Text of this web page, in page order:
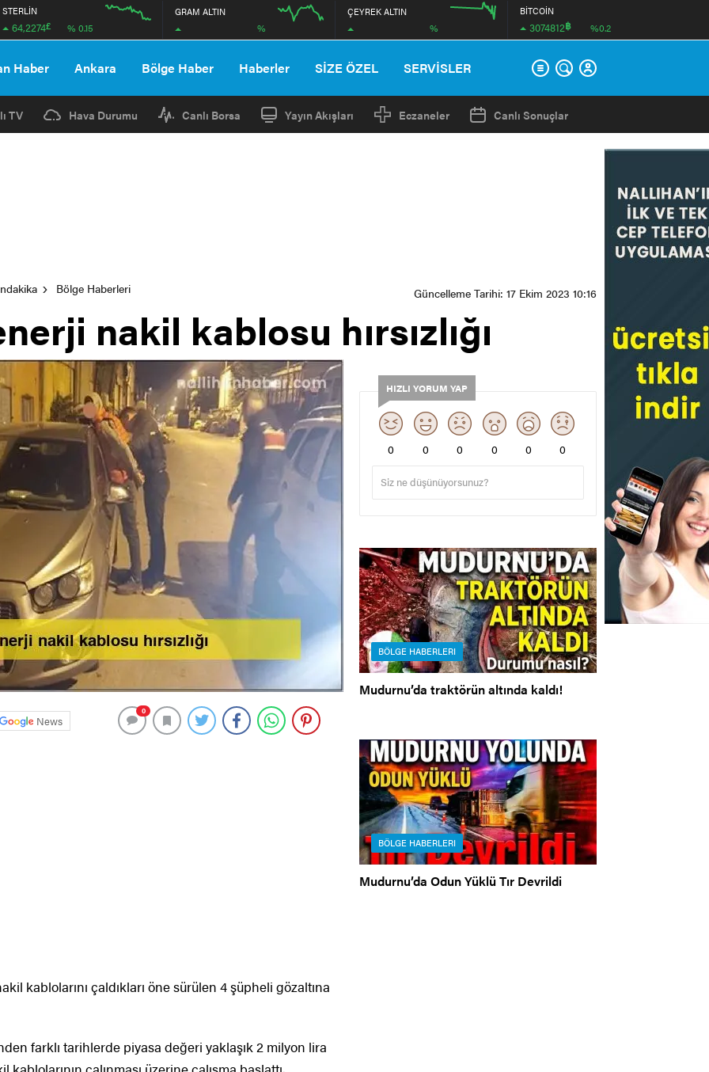
STERLİN
64,2274£ % 0.15
GRAM ALTIN
%
ÇEYREK ALTIN
%
BİTCOİN
3074812฿ %0.2
Haber Ankara Bölge Haber Haberler SİZE ÖZEL SERVİSLER
TV Hava Durumu Canlı Borsa Yayın Akışları Eczaneler Canlı Sonuçlar
Bölge Haberleri Güncelleme Tarihi: 17 Ekim 2023 10:16
nakil kablosu hırsızlığı
News
0
kablolarını çaldıkları öne sürülen 4 şüpheli gözaltına
farklı tarihlerde piyasa değeri yaklaşık 2 milyon lira
HIZLI YORUM YAP
0 0 0 0 0 0
BÖLGE HABERLERI
Mudurnu’da traktörün altında kaldı!
BÖLGE HABERLERI
Mudurnu’da Odun Yüklü Tır Devrildi